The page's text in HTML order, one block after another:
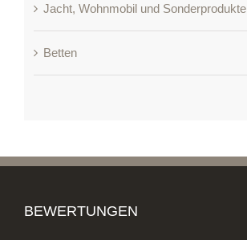
Jacht, Wohnmobil und Sonderprodukte
Betten
BEWERTUNGEN